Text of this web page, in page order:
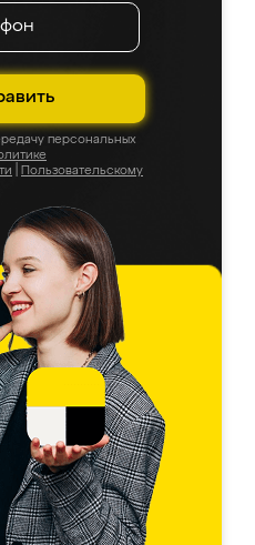
персональных
Пользовательскому